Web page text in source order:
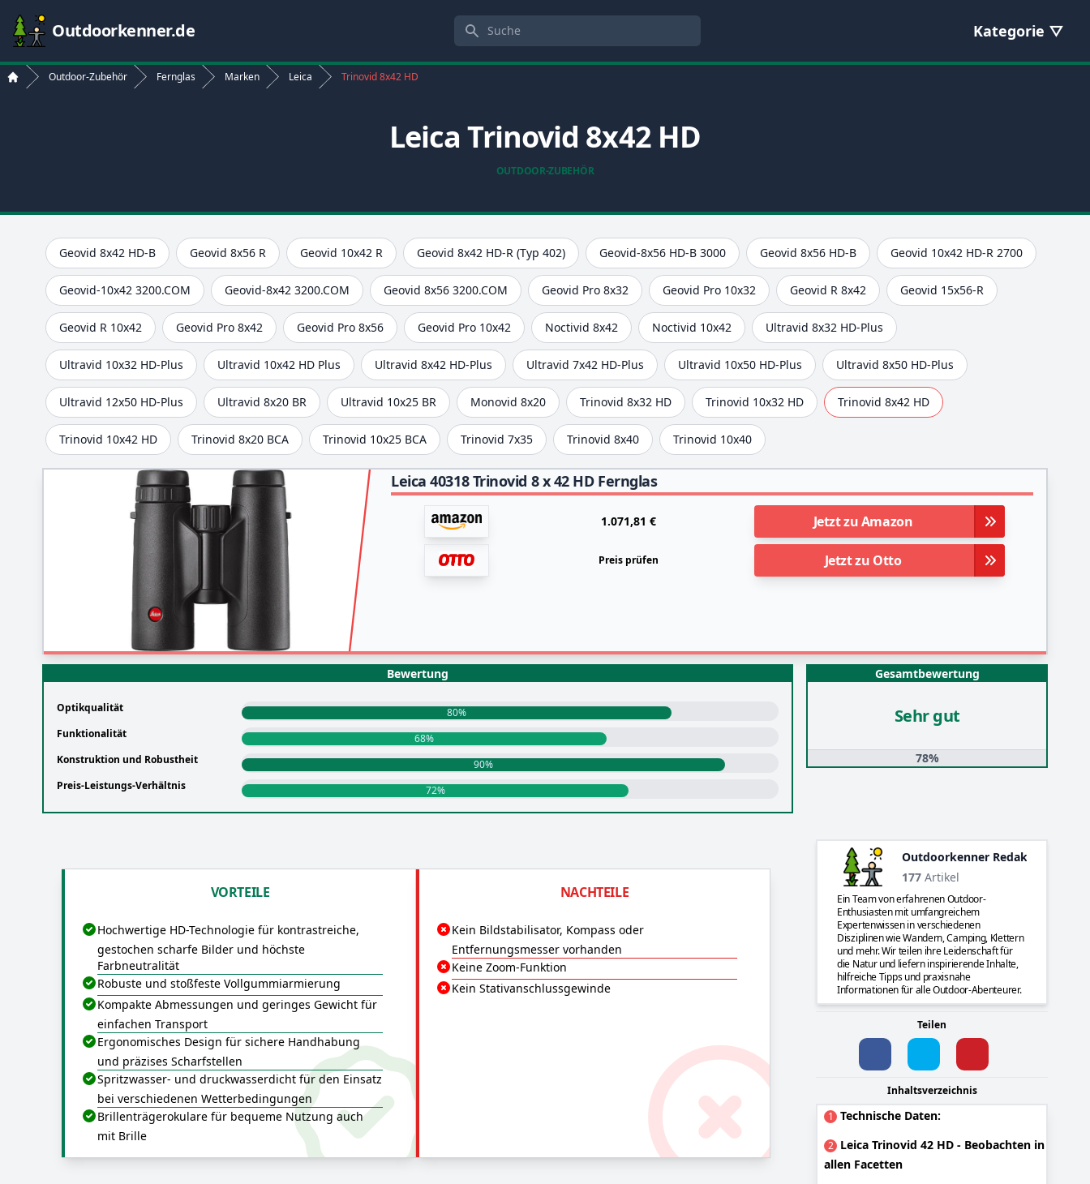
Outdoorkenner.de Suche Kategorie
Start
Outdoor-Zubehör Fernglas Marken Leica Trinovid 8x42 HD
Leica Trinovid 8x42 HD
OUTDOOR-ZUBEHÖR
Geovid 8x42 HD-B Geovid 8x56 R Geovid 10x42 R Geovid 8x42 HD-R (Typ 402) Geovid-8x56 HD-B 3000 Geovid 8x56 HD-B Geovid 10x42 HD-R 2700
Geovid-10x42 3200.COM Geovid-8x42 3200.COM Geovid 8x56 3200.COM Geovid Pro 8x32 Geovid Pro 10x32 Geovid R 8x42 Geovid 15x56-R
Geovid R 10x42 Geovid Pro 8x42 Geovid Pro 8x56 Geovid Pro 10x42 Noctivid 8x42 Noctivid 10x42 Ultravid 8x32 HD-Plus
Ultravid 10x32 HD-Plus Ultravid 10x42 HD Plus Ultravid 8x42 HD-Plus Ultravid 7x42 HD-Plus Ultravid 10x50 HD-Plus Ultravid 8x50 HD-Plus
Ultravid 12x50 HD-Plus Ultravid 8x20 BR Ultravid 10x25 BR Monovid 8x20 Trinovid 8x32 HD Trinovid 10x32 HD Trinovid 8x42 HD
Trinovid 10x42 HD Trinovid 8x20 BCA Trinovid 10x25 BCA Trinovid 7x35 Trinovid 8x40 Trinovid 10x40
Leica 40318 Trinovid 8 x 42 HD Fernglas
1.071,81 € Jetzt zu Amazon
Preis prüfen Jetzt zu Otto
Bewertung
Optikqualität
80%
Funktionalität
68%
Konstruktion und Robustheit
90%
Preis-Leistungs-Verhältnis
72%
Gesamtbewertung
Sehr gut
78%
VORTEILE
Hochwertige HD-Technologie für kontrastreiche,
gestochen scharfe Bilder und höchste
Farbneutralität
Robuste und stoßfeste Vollgummiarmierung
Kompakte Abmessungen und geringes Gewicht für
einfachen Transport
Ergonomisches Design für sichere Handhabung
und präzises Scharfstellen
Spritzwasser- und druckwasserdicht für den Einsatz
bei verschiedenen Wetterbedingungen
Brillenträgerokulare für bequeme Nutzung auch
mit Brille
NACHTEILE
Kein Bildstabilisator, Kompass oder
Entfernungsmesser vorhanden
Keine Zoom-Funktion
Kein Stativanschlussgewinde
Outdoorkenner Redaktion
177 Artikel
Ein Team von erfahrenen Outdoor-
Enthusiasten mit umfangreichem
Expertenwissen in verschiedenen
Disziplinen wie Wandern, Camping, Klettern
und mehr. Wir teilen ihre Leidenschaft für
die Natur und liefern inspirierende Inhalte,
hilfreiche Tipps und praxisnahe
Informationen für alle Outdoor-Abenteurer.
Teilen
Inhaltsverzeichnis
1 Technische Daten:
2 Leica Trinovid 42 HD - Beobachten in
allen Facetten